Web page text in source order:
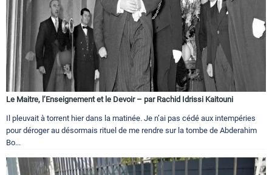
Le Maitre, l’Enseignement et le Devoir – par Rachid Idrissi Kaitouni
Il pleuvait à torrent hier dans la matinée. Je n’ai pas cédé aux intempéries
pour déroger au désormais rituel de me rendre sur la tombe de Abderahim
Bo...